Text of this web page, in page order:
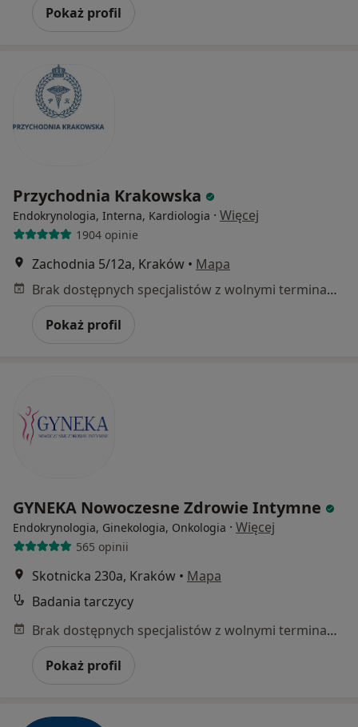
Pokaż profil
Przychodnia Krakowska
Endokrynologia, Interna, Kardiologia · Więcej
1904 opinie
Zachodnia 5/12a, Kraków • Mapa
Brak dostępnych specjalistów z wolnymi terminami w tym centrum medycznym.
Pokaż profil
GYNEKA Nowoczesne Zdrowie Intymne
Endokrynologia, Ginekologia, Onkologia · Więcej
565 opinii
Skotnicka 230a, Kraków • Mapa
Badania tarczycy
Brak dostępnych specjalistów z wolnymi terminami w tym centrum medycznym.
Pokaż profil